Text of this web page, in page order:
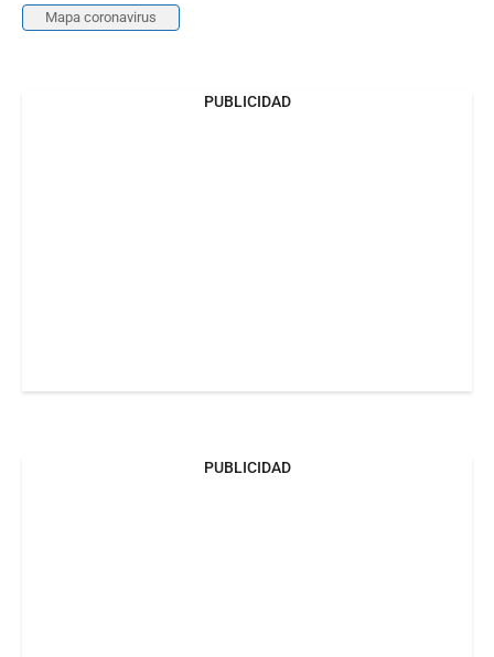
Mapa coronavirus
PUBLICIDAD
PUBLICIDAD